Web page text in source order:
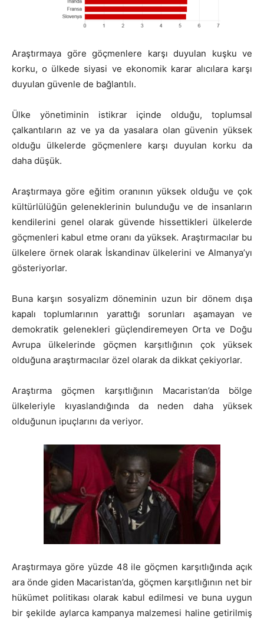
Araştırmaya göre göçmenlere karşı duyulan kuşku ve
korku, o ülkede siyasi ve ekonomik karar alıcılara karşı
duyulan güvenle de bağlantılı.
Ülke yönetiminin istikrar içinde olduğu, toplumsal
çalkantıların az ve ya da yasalara olan güvenin yüksek
olduğu ülkelerde göçmenlere karşı duyulan korku da
daha düşük.
Araştırmaya göre eğitim oranının yüksek olduğu ve çok
kültürlülüğün geleneklerinin bulunduğu ve de insanların
kendilerini genel olarak güvende hissettikleri ülkelerde
göçmenleri kabul etme oranı da yüksek. Araştırmacılar bu
ülkelere örnek olarak İskandinav ülkelerini ve Almanya’yı
gösteriyorlar.
Buna karşın sosyalizm döneminin uzun bir dönem dışa
kapalı toplumlarının yarattığı sorunları aşamayan ve
demokratik gelenekleri güçlendiremeyen Orta ve Doğu
Avrupa ülkelerinde göçmen karşıtlığının çok yüksek
olduğuna araştırmacılar özel olarak da dikkat çekiyorlar.
Araştırma göçmen karşıtlığının Macaristan’da bölge
ülkeleriyle kıyaslandığında da neden daha yüksek
olduğunun ipuçlarını da veriyor.
Araştırmaya göre yüzde 48 ile göçmen karşıtlığında açık
ara önde giden Macaristan’da, göçmen karşıtlığının net bir
hükümet politikası olarak kabul edilmesi ve buna uygun
bir şekilde aylarca kampanya malzemesi haline getirilmiş